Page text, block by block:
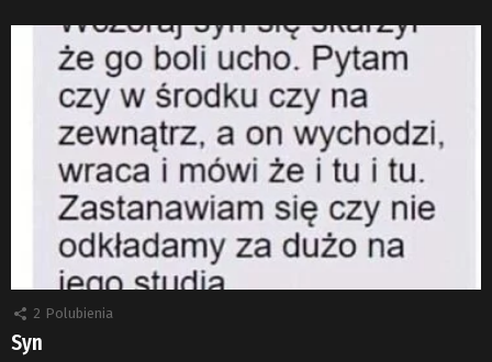
2 Polubienia
Syn